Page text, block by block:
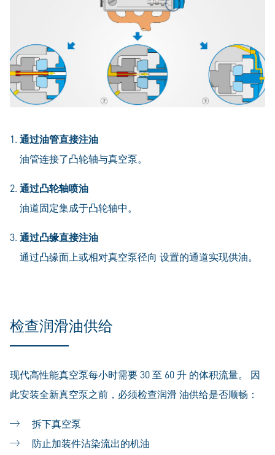
1. 通过油管直接注油
油管连接了凸轮轴与真空泵。
2. 通过凸轮轴喷油
油道固定集成于凸轮轴中。
3. 通过凸缘直接注油
通过凸缘面上或相对真空泵径向 设置的通道实现供油。
检查润滑油供给
现代高性能真空泵每小时需要 30 至 60 升 的体积流量。 因
此安装全新真空泵之前，必须检查润滑 油供给是否顺畅：
拆下真空泵
防止加装件沾染流出的机油